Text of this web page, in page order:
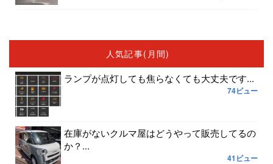
人気記事(月間)
ランプが点灯しても焦らなくても大丈夫です...
74ビュー
在庫がないクルマ屋はどうやって販売してるの
か？...
41ビュー